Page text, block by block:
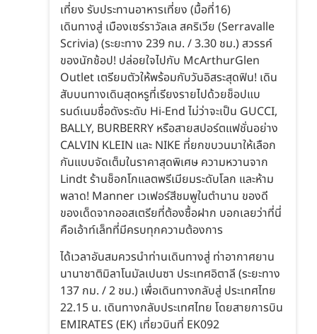
เที่ยง รับประทานอาหารเที่ยง (มื้อที่16)
เดินทางสู่ เมืองเซร์ราวัลเล สคริเวีย (Serravalle
Scrivia) (ระยะทาง 239 กม. / 3.30 ชม.) สวรรค์
ของนักช้อป! ปล่อยใจไปกับ McArthurGlen
Outlet เตรียมตัวให้พร้อมกับวันอิสระสุดฟิน! เดิน
สับบนทางเดินสุดหรูที่เรียงรายไปด้วยช็อปแบ
รนด์เนมชื่อดังระดับ Hi-End ไม่ว่าจะเป็น GUCCI,
BALLY, BURBERRY หรือสายสปอร์ตแฟชั่นอย่าง
CALVIN KLEIN และ NIKE ที่ยกขบวนมาให้เลือก
กันแบบจัดเต็มในราคาสุดพิเศษ ความหวานจาก
Lindt ร้านช็อกโกแลตพรีเมียมระดับโลก และห้าม
พลาด! Manner เวเฟอร์สีชมพูในตำนาน ของดี
ของเด็ดจากออสเตรียที่ต้องซื้อฝาก บอกเลยว่าที่นี่
คือเอ้าท์เล็ทที่มีครบทุกความต้องการ
ได้เวลาอันสมควรนำท่านเดินทางสู่ ท่าอากาศยาน
นานาชาติมิลาโนมัลเปนซา ประเทศอิตาลี (ระยะทาง
137 กม. / 2 ชม.) เพื่อเดินทางกลับสู่ ประเทศไทย
22.15 น. เดินทางกลับประเทศไทย โดยสายการบิน
EMIRATES (EK) เที่ยวบินที่ EK092